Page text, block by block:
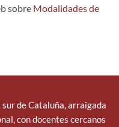
sobre Modalidades de
de Cataluña, arraigada
con docentes cercanos